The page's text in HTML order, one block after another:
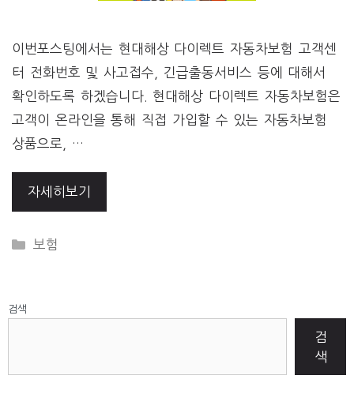
이번포스팅에서는 현대해상 다이렉트 자동차보험 고객센
터 전화번호 및 사고접수, 긴급출동서비스 등에 대해서
확인하도록 하겠습니다. 현대해상 다이렉트 자동차보험은
고객이 온라인을 통해 직접 가입할 수 있는 자동차보험
상품으로, …
자세히보기
CATEGORIES
보험
검색
검
색